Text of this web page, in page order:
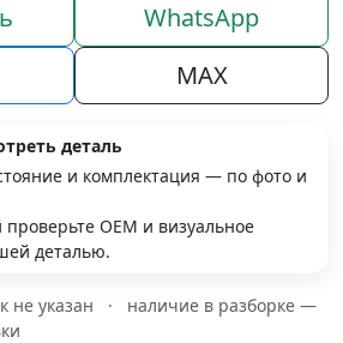
WhatsApp
MAX
деталь
и комплектация — по фото и
OEM и визуальное
деталью.
не указан ·
наличие в разборке —